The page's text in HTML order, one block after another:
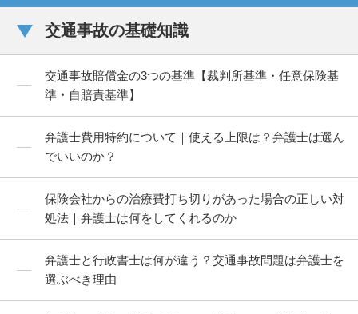
交通事故の基礎知識
交通事故賠償金の3つの基準【裁判所基準・任意保険基
準・自賠責基準】
弁護士費用特約について｜使える上限は？弁護士は選ん
でいいのか？
保険会社からの治療費打ち切りがあった場合の正しい対
処法｜弁護士は何をしてくれるのか
弁護士と行政書士は何が違う？交通事故問題は弁護士を
選ぶべき理由